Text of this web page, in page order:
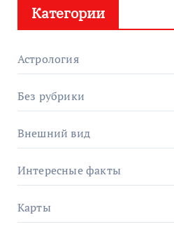
Категории
Астрология
Без рубрики
Внешний вид
Интересные факты
Карты